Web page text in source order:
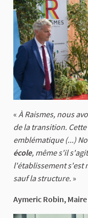
« À Raismes, nous
de la transition.
emblématique (...)
école, même s'il
l'établissement s'est
sauf la structure. »
Aymeric Robin,